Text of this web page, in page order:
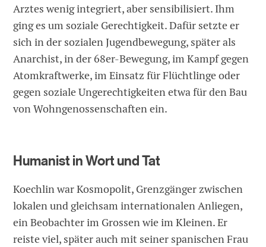
Arztes wenig integriert, aber ­sensibilisiert. Ihm
ging es um soziale Gerechtigkeit. Dafür setzte er
sich in der sozialen Jugendbewegung, später als
Anarchist, in der 68er-Bewegung, im Kampf gegen
Atomkraftwerke, im Einsatz für Flüchtlinge oder
gegen soziale Ungerechtigkeiten etwa für den Bau
von Wohngenossenschaften ein.
Humanist in Wort und Tat
Koechlin war Kosmopolit, Grenzgänger zwischen
lokalen und gleichsam internationalen Anliegen,
ein Beobachter im Grossen wie im Kleinen. Er
reiste viel, später auch mit seiner spanischen Frau